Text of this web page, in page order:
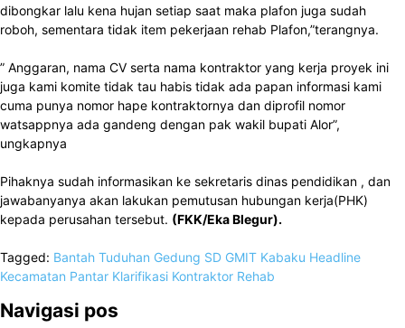
dibongkar lalu kena hujan setiap saat maka plafon juga sudah
roboh, sementara tidak item pekerjaan rehab Plafon,”terangnya.
” Anggaran, nama CV serta nama kontraktor yang kerja proyek ini
juga kami komite tidak tau habis tidak ada papan informasi kami
cuma punya nomor hape kontraktornya dan diprofil nomor
watsappnya ada gandeng dengan pak wakil bupati Alor”,
ungkapnya
Pihaknya sudah informasikan ke sekretaris dinas pendidikan , dan
jawabanyanya akan lakukan pemutusan hubungan kerja(PHK)
kepada perusahan tersebut. (FKK/Eka Blegur).
Tagged: Bantah Tuduhan Gedung SD GMIT Kabaku Headline
Kecamatan Pantar Klarifikasi Kontraktor Rehab
Navigasi pos